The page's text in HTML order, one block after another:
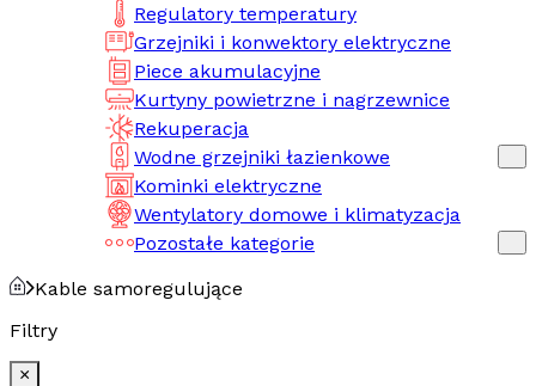
Regulatory temperatury
Grzejniki i konwektory elektryczne
Piece akumulacyjne
Kurtyny powietrzne i nagrzewnice
Rekuperacja
Wodne grzejniki łazienkowe
Kominki elektryczne
Wentylatory domowe i klimatyzacja
Pozostałe kategorie
Kable samoregulujące
Filtry
×